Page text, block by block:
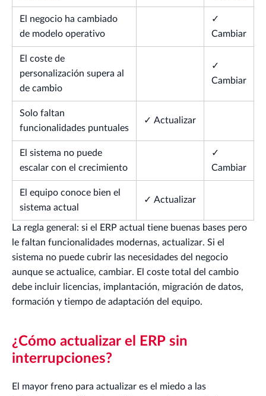
El negocio ha cambiado
de modelo operativo
✓
Cambiar
El coste de
personalización supera al
de cambio
✓
Cambiar
Solo faltan
funcionalidades puntuales
✓ Actualizar
El sistema no puede
escalar con el crecimiento
✓
Cambiar
El equipo conoce bien el
sistema actual
✓ Actualizar
La regla general: si el ERP actual tiene buenas bases pero
le faltan funcionalidades modernas, actualizar. Si el
sistema no puede cubrir las necesidades del negocio
aunque se actualice, cambiar. El coste total del cambio
debe incluir licencias, implantación, migración de datos,
formación y tiempo de adaptación del equipo.
¿Cómo actualizar el ERP sin
interrupciones?
El mayor freno para actualizar es el miedo a las